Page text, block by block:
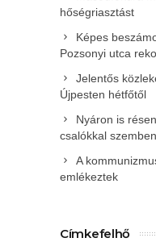
hőségriasztást
Képes
Pozsonyi utca
Jelentős
Újpesten hétfőtől
Nyáron is
csalókkal szemben
A
emlékeztek
Címkefelhő